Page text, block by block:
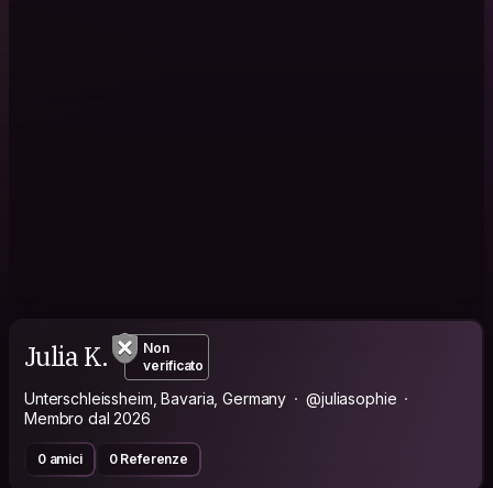
Julia K.
Non
verificato
Unterschleissheim, Bavaria, Germany
@juliasophie
Membro dal 2026
0 amici 0 Referenze